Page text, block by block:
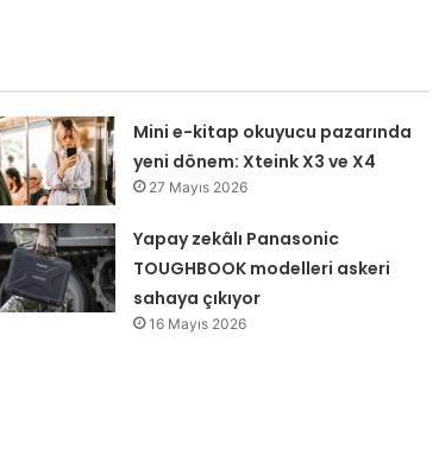
Mini e-kitap okuyucu pazarında
yeni dönem: Xteink X3 ve X4
27 Mayıs 2026
Yapay zekâlı Panasonic
TOUGHBOOK modelleri askeri
sahaya çıkıyor
16 Mayıs 2026